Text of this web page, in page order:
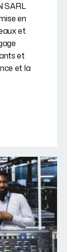
SARL
en
et
et
et la